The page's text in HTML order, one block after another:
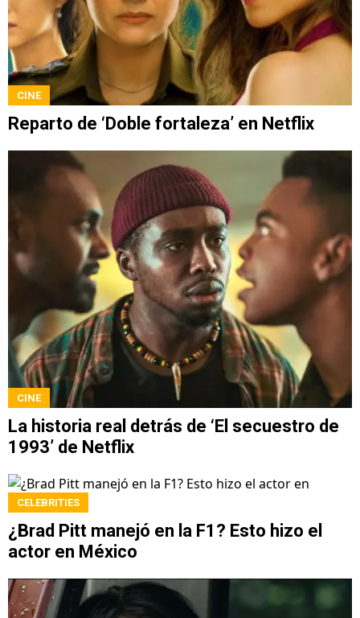
CINE
Reparto de ‘Doble fortaleza’ en Netflix
CINE
La historia real detrás de ‘El secuestro de
1993’ de Netflix
CELEBRITIES
¿Brad Pitt manejó en la F1? Esto hizo el
actor en México